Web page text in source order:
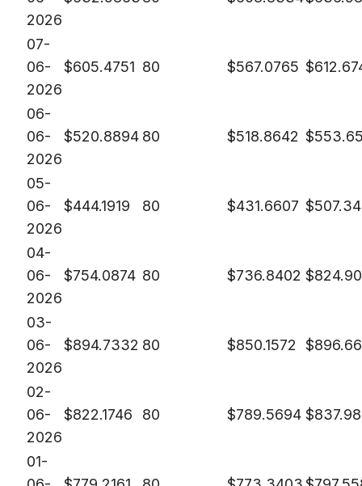
2026
07-
06-
2026
$605.4751 80 $567.0765 $
06-
06-
2026
$520.8894 80 $518.8642 $
05-
06-
2026
$444.1919 80 $431.6607 $
04-
06-
2026
$754.0874 80 $736.8402 $
03-
06-
2026
$894.7332 80 $850.1572 $
02-
06-
2026
$822.1746 80 $789.5694 $
01-